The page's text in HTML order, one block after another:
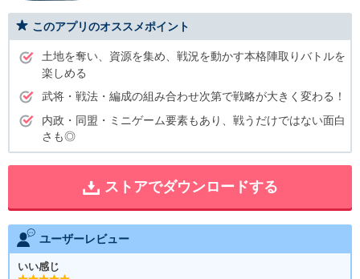
このアプリのオススメポイント
土地を奪い、資源を集め、戦況を動かす本格陣取りバトルを
楽しめる
武将・戦法・編成の組み合わせ次第で戦略が大きく変わる！
内政・同盟・ミニゲーム要素もあり、戦うだけではない面白
さも◎
ストアでダウンロードする
ユーザーレビュー
いい感じ